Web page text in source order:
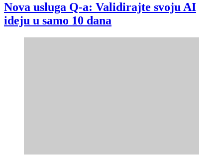
Nova usluga Q-a: Validirajte svoju AI
ideju u samo 10 dana